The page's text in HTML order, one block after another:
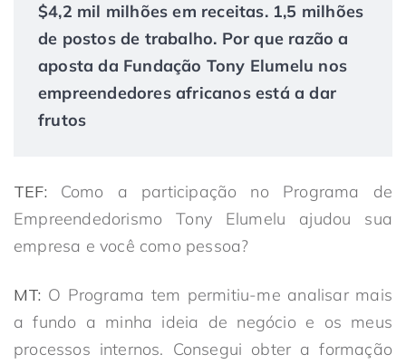
$4,2 mil milhões em receitas. 1,5 milhões
de postos de trabalho. Por que razão a
aposta da Fundação Tony Elumelu nos
empreendedores africanos está a dar
frutos
TEF: Como a participação no Programa de
Empreendedorismo Tony Elumelu ajudou sua
empresa e você como pessoa?
MT: O Programa tem permitiu-me analisar mais
a fundo a minha ideia de negócio e os meus
processos internos. Consegui obter a formação